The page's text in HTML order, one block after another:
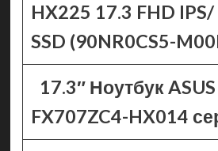
HX225 17.3 FHD
SSD (90NR0CS5-
17.3″ Ноутбук
FX707ZC4-HX014